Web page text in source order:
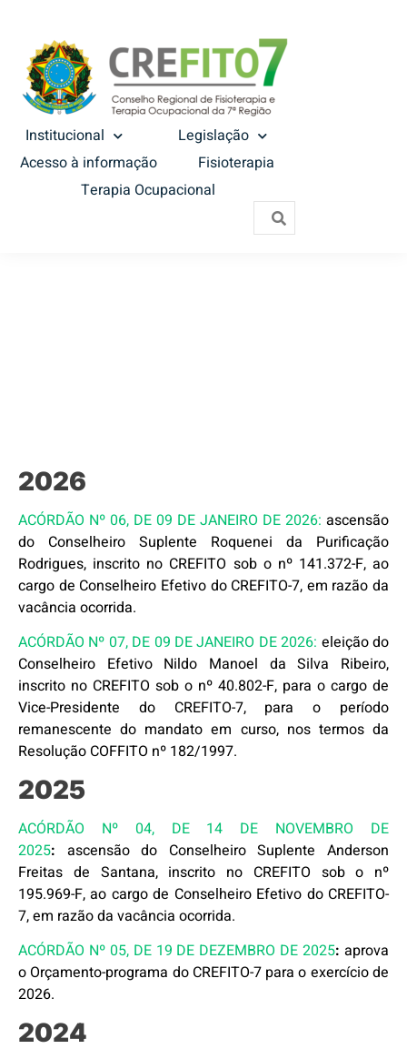
Institucional
Legislação
Acesso à informação
Fisioterapia
Terapia Ocupacional
2026
ACÓRDÃO Nº 06, DE 09 DE JANEIRO DE 2026: ascensão
do Conselheiro Suplente Roquenei da Purificação
Rodrigues, inscrito no CREFITO sob o nº 141.372-F, ao
cargo de Conselheiro Efetivo do CREFITO-7, em razão da
vacância ocorrida.
ACÓRDÃO Nº 07, DE 09 DE JANEIRO DE 2026: eleição do
Conselheiro Efetivo Nildo Manoel da Silva Ribeiro,
inscrito no CREFITO sob o nº 40.802-F, para o cargo de
Vice-Presidente do CREFITO-7, para o período
remanescente do mandato em curso, nos termos da
Resolução COFFITO nº 182/1997.
2025
ACÓRDÃO Nº 04, DE 14 DE NOVEMBRO DE
2025: ascensão do Conselheiro Suplente Anderson
Freitas de Santana, inscrito no CREFITO sob o nº
195.969-F, ao cargo de Conselheiro Efetivo do CREFITO-
7, em razão da vacância ocorrida.
ACÓRDÃO Nº 05, DE 19 DE DEZEMBRO DE 2025: aprova
o Orçamento-programa do CREFITO-7 para o exercício de
2026.
2024